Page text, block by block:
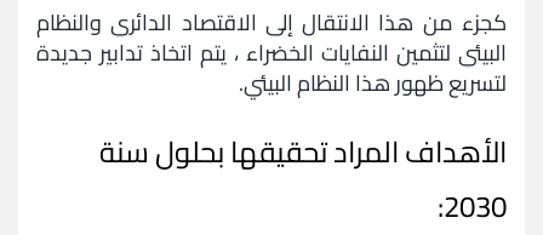
كجزء من هذا الانتقال إلى الاقتصاد الدائري والنظام
البيئي لتثمين النفايات الخضراء ، يتم اتخاذ تدابير جديدة
لتسريع ظهور هذا النظام البيئي.
الأهداف المراد تحقيقها بحلول سنة
2030: